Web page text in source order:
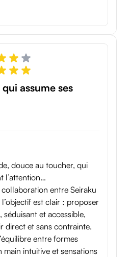
assume ses
douce au toucher, qui
l’attention…
entre Seiraku
est clair : proposer
et accessible,
direct et sans contrainte.
entre formes
main intuitive et sensations